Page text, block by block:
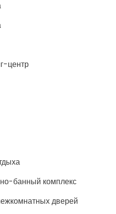
центр
банный комплекс
дверей